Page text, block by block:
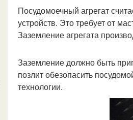
Посудомоечный агрегат
устройств. Это требует от
Заземление агрегата
Заземление должно быть
позлит обезопасить
технологии.